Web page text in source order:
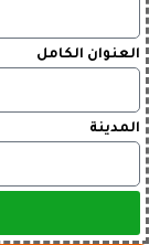
العنوان الكامل
المدينة